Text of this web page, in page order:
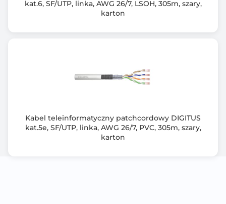
kat.6, SF/UTP, linka, AWG 26/7, LSOH, 305m, szary,
karton
Kabel teleinformatyczny patchcordowy DIGITUS
kat.5e, SF/UTP, linka, AWG 26/7, PVC, 305m, szary,
karton